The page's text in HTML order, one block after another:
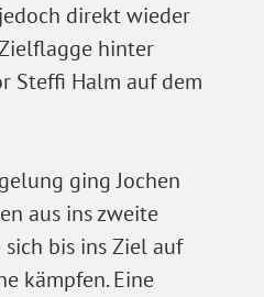
direkt wieder
hinter
Steffi Halm auf dem
ging Jochen
aus ins zweite
bis ins Ziel auf
kämpfen. Eine